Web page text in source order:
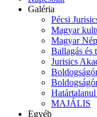
Galéria
Pécsi
Magyar
Magyar
Ballagás és
Jurisics
MAJÁLIS
Egyéb